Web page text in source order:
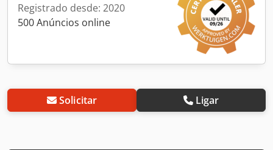
Registrado desde: 2020
500 Anúncios online
Solicitar Ligar